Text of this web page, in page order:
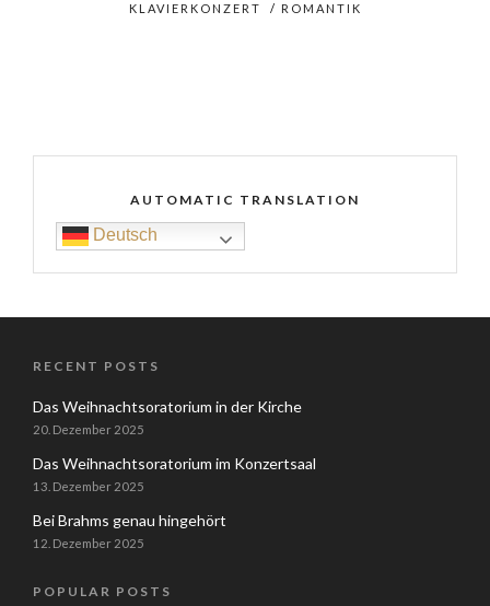
KLAVIERKONZERT
/ ROMANTIK
AUTOMATIC TRANSLATION
Deutsch
RECENT POSTS
Das Weihnachtsoratorium in der Kirche
20. Dezember 2025
Das Weihnachtsoratorium im Konzertsaal
13. Dezember 2025
Bei Brahms genau hingehört
12. Dezember 2025
POPULAR POSTS